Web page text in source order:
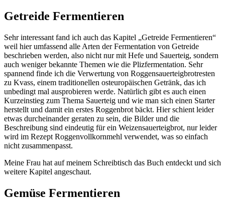
Getreide Fermentieren
Sehr interessant fand ich auch das Kapitel „Getreide Fermentieren“
weil hier umfassend alle Arten der Fermentation von Getreide
beschrieben werden, also nicht nur mit Hefe und Sauerteig, sondern
auch weniger bekannte Themen wie die Plizfermentation. Sehr
spannend finde ich die Verwertung von Roggensauerteigbrotresten
zu Kvass, einem traditionellen osteuropäischen Getränk, das ich
unbedingt mal ausprobieren werde. Natürlich gibt es auch einen
Kurzeinstieg zum Thema Sauerteig und wie man sich einen Starter
herstellt und damit ein erstes Roggenbrot bäckt. Hier schient leider
etwas durcheinander geraten zu sein, die Bilder und die
Beschreibung sind eindeutig für ein Weizensauerteigbrot, nur leider
wird im Rezept Roggenvollkornmehl verwendet, was so einfach
nicht zusammenpasst.
Meine Frau hat auf meinem Schreibtisch das Buch entdeckt und sich
weitere Kapitel angeschaut.
Gemüse Fermentieren